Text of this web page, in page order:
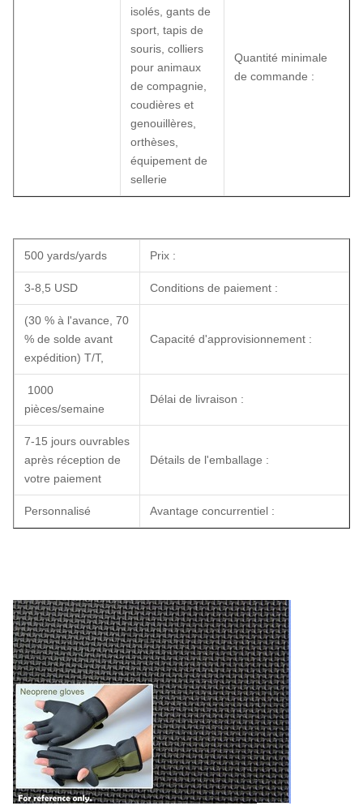
isolés, gants de
sport, tapis de
souris, colliers
pour animaux
de compagnie,
coudières et
genouillères,
orthèses,
équipement de
sellerie
Quantité minimale
de commande :
500 yards/yards Prix :
3-8,5 USD Conditions de paiement :
(30 % à l'avance, 70
% de solde avant
expédition) T/T,
Capacité d'approvisionnement :
1000
pièces/semaine
Délai de livraison :
7-15 jours ouvrables
après réception de
votre paiement
Détails de l'emballage :
Personnalisé Avantage concurrentiel :